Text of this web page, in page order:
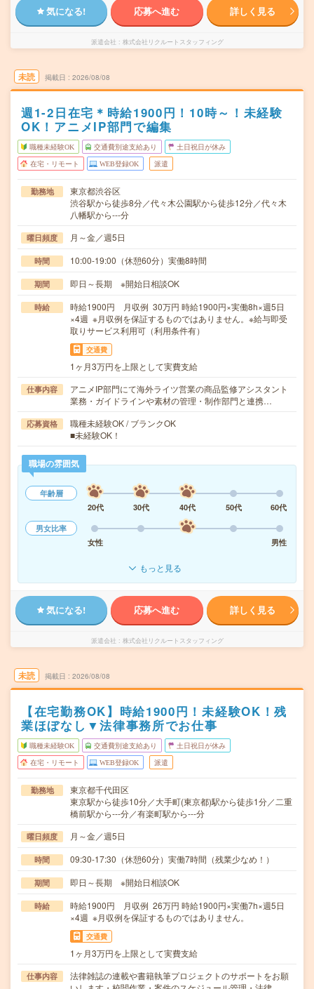
気になる! 応募へ進む 詳しく見る
派遣会社 株式会社リクルートスタッフィング
未読 掲載日 2026/08/08
週1-2日在宅＊時給1900円！10時～！未経験
OK！アニメIP部門で編集
職種未経験OK 交通費別途支給あり 土日祝日が休み
在宅・リモート WEB登録OK 派遣
勤務地
東京都渋谷区
渋谷駅から徒歩8分／代々木公園駅から徒歩12分／代々木
八幡駅から---分
曜日頻度 月～金／週5日
時間 10:00-19:00（休憩60分）実働8時間
期間 即日～長期 ※開始日相談OK
時給
時給1900円 月収例 30万円 時給1900円×実働8h×週5日
×4週 ※月収例を保証するものではありません。※給与即受
取りサービス利用可（利用条件有）
交通費
1ヶ月3万円を上限として実費支給
仕事内容
アニメIP部門にて海外ライツ営業の商品監修アシスタント
業務・ガイドラインや素材の管理・制作部門と連携…
応募資格
職種未経験OK / ブランクOK
■未経験OK！
職場の雰囲気
年齢層
20代
30代 40代 50代
60代
男女比率
女性
男性
もっと見る
気になる! 応募へ進む 詳しく見る
派遣会社 株式会社リクルートスタッフィング
未読 掲載日 2026/08/08
【在宅勤務OK】時給1900円！未経験OK！残
業ほぼなし▼法律事務所でお仕事
職種未経験OK 交通費別途支給あり 土日祝日が休み
在宅・リモート WEB登録OK 派遣
勤務地
東京都千代田区
東京駅から徒歩10分／大手町(東京都)駅から徒歩1分／二重
橋前駅から---分／有楽町駅から---分
曜日頻度 月～金／週5日
時間 09:30-17:30（休憩60分）実働7時間（残業少なめ！）
期間 即日～長期 ※開始日相談OK
時給
時給1900円 月収例 26万円 時給1900円×実働7h×週5日
×4週 ※月収例を保証するものではありません。
交通費
1ヶ月3万円を上限として実費支給
仕事内容
法律雑誌の連載や書籍執筆プロジェクトのサポートをお願